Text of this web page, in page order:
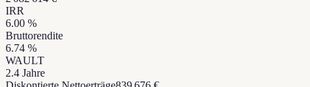
IRR
6.00 %
Bruttorendite
6.74 %
WAULT
2.4 Jahre